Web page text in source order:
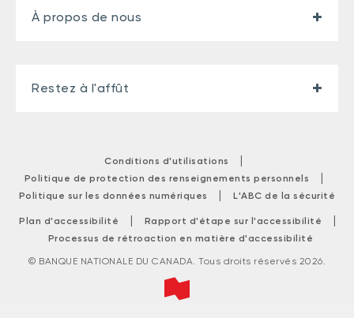
À propos de nous
Restez à l'affût
Conditions d'utilisations |
Politique de protection des renseignements personnels |
Politique sur les données numériques | L'ABC de la sécurité
Plan d'accessibilité | Rapport d'étape sur l'accessibilité |
Processus de rétroaction en matière d'accessibilité
© BANQUE NATIONALE DU CANADA. Tous droits réservés 2026.